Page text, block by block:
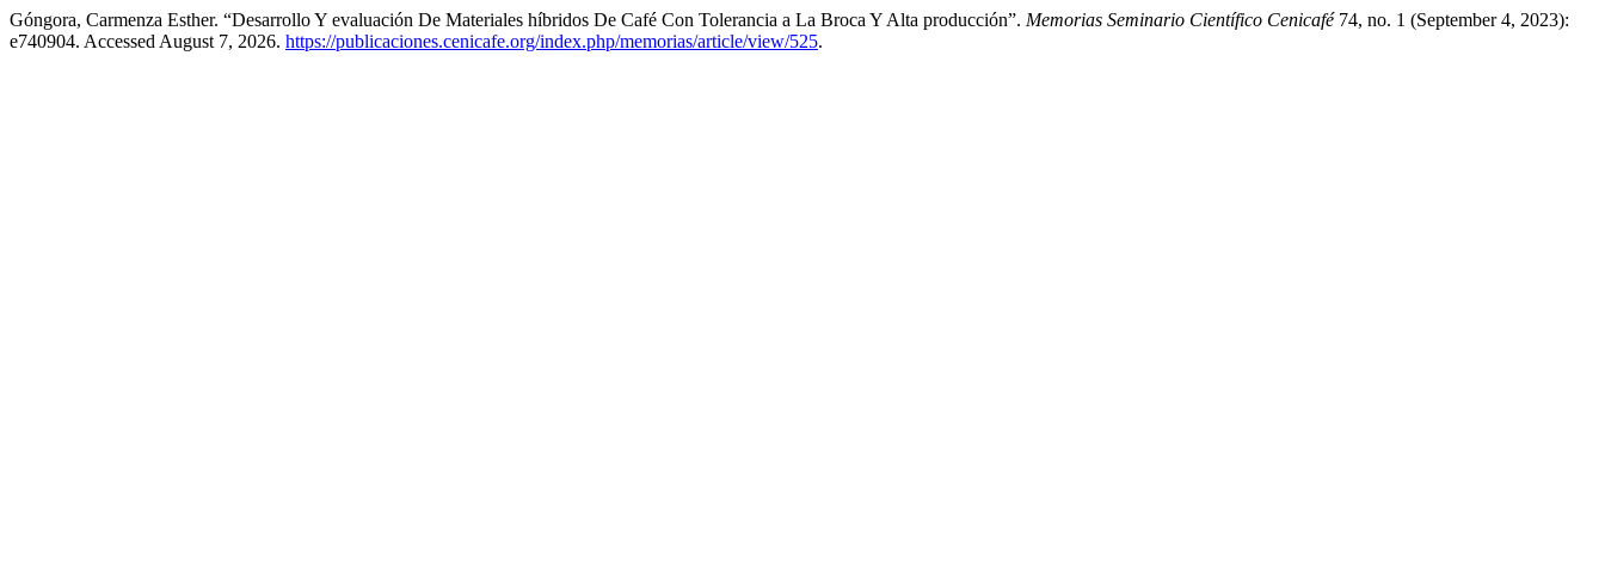
Góngora, Carmenza Esther. “Desarrollo Y evaluación De Materiales híbridos De Café Con Tolerancia a La Broca Y Alta producción”. Memorias Seminario Científico Cenicafé74, no. 1 (September 4, 2023):
e740904. Accessed August 7, 2026. https://publicaciones.cenicafe.org/index.php/memorias/article/view/525.